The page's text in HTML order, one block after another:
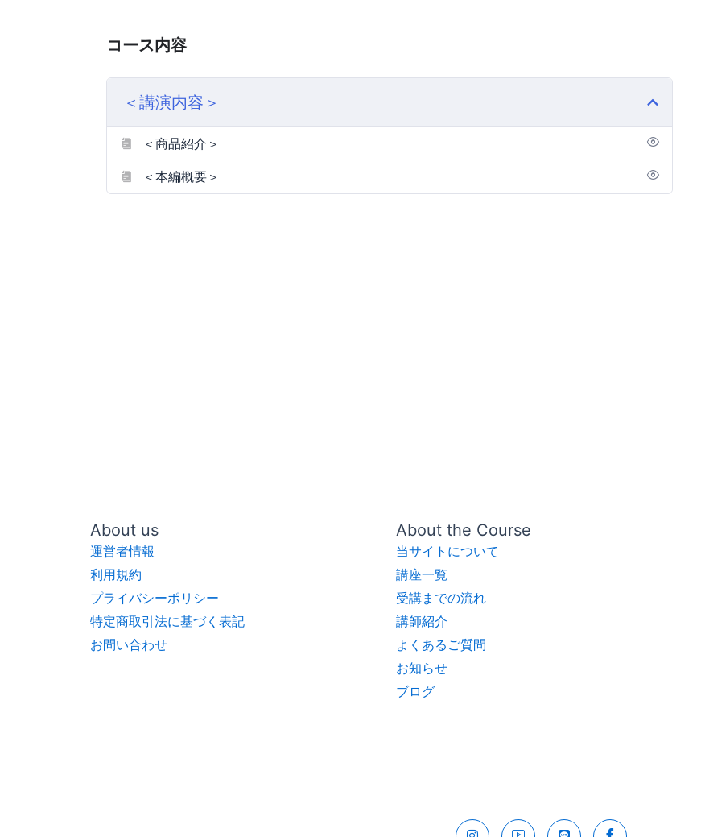
コース内容
＜講演内容＞
＜商品紹介＞
＜本編概要＞
About us
運営者情報
利用規約
プライバシーポリシー
特定商取引法に基づく表記
お問い合わせ
About the Course
当サイトについて
講座一覧
受講までの流れ
講師紹介
よくあるご質問
お知らせ
ブログ